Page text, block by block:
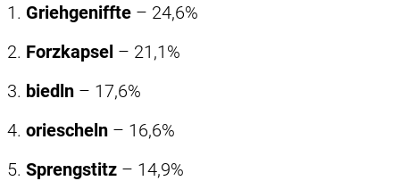
1. Griehgeniffte – 24,6%
2. Forzkapsel – 21,1%
3. biedln – 17,6%
4. oriescheln – 16,6%
5. Sprengstitz – 14,9%